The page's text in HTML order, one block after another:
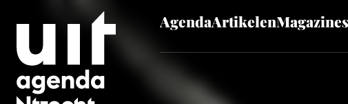
Skip to main content AgendaArtikelenMagazines